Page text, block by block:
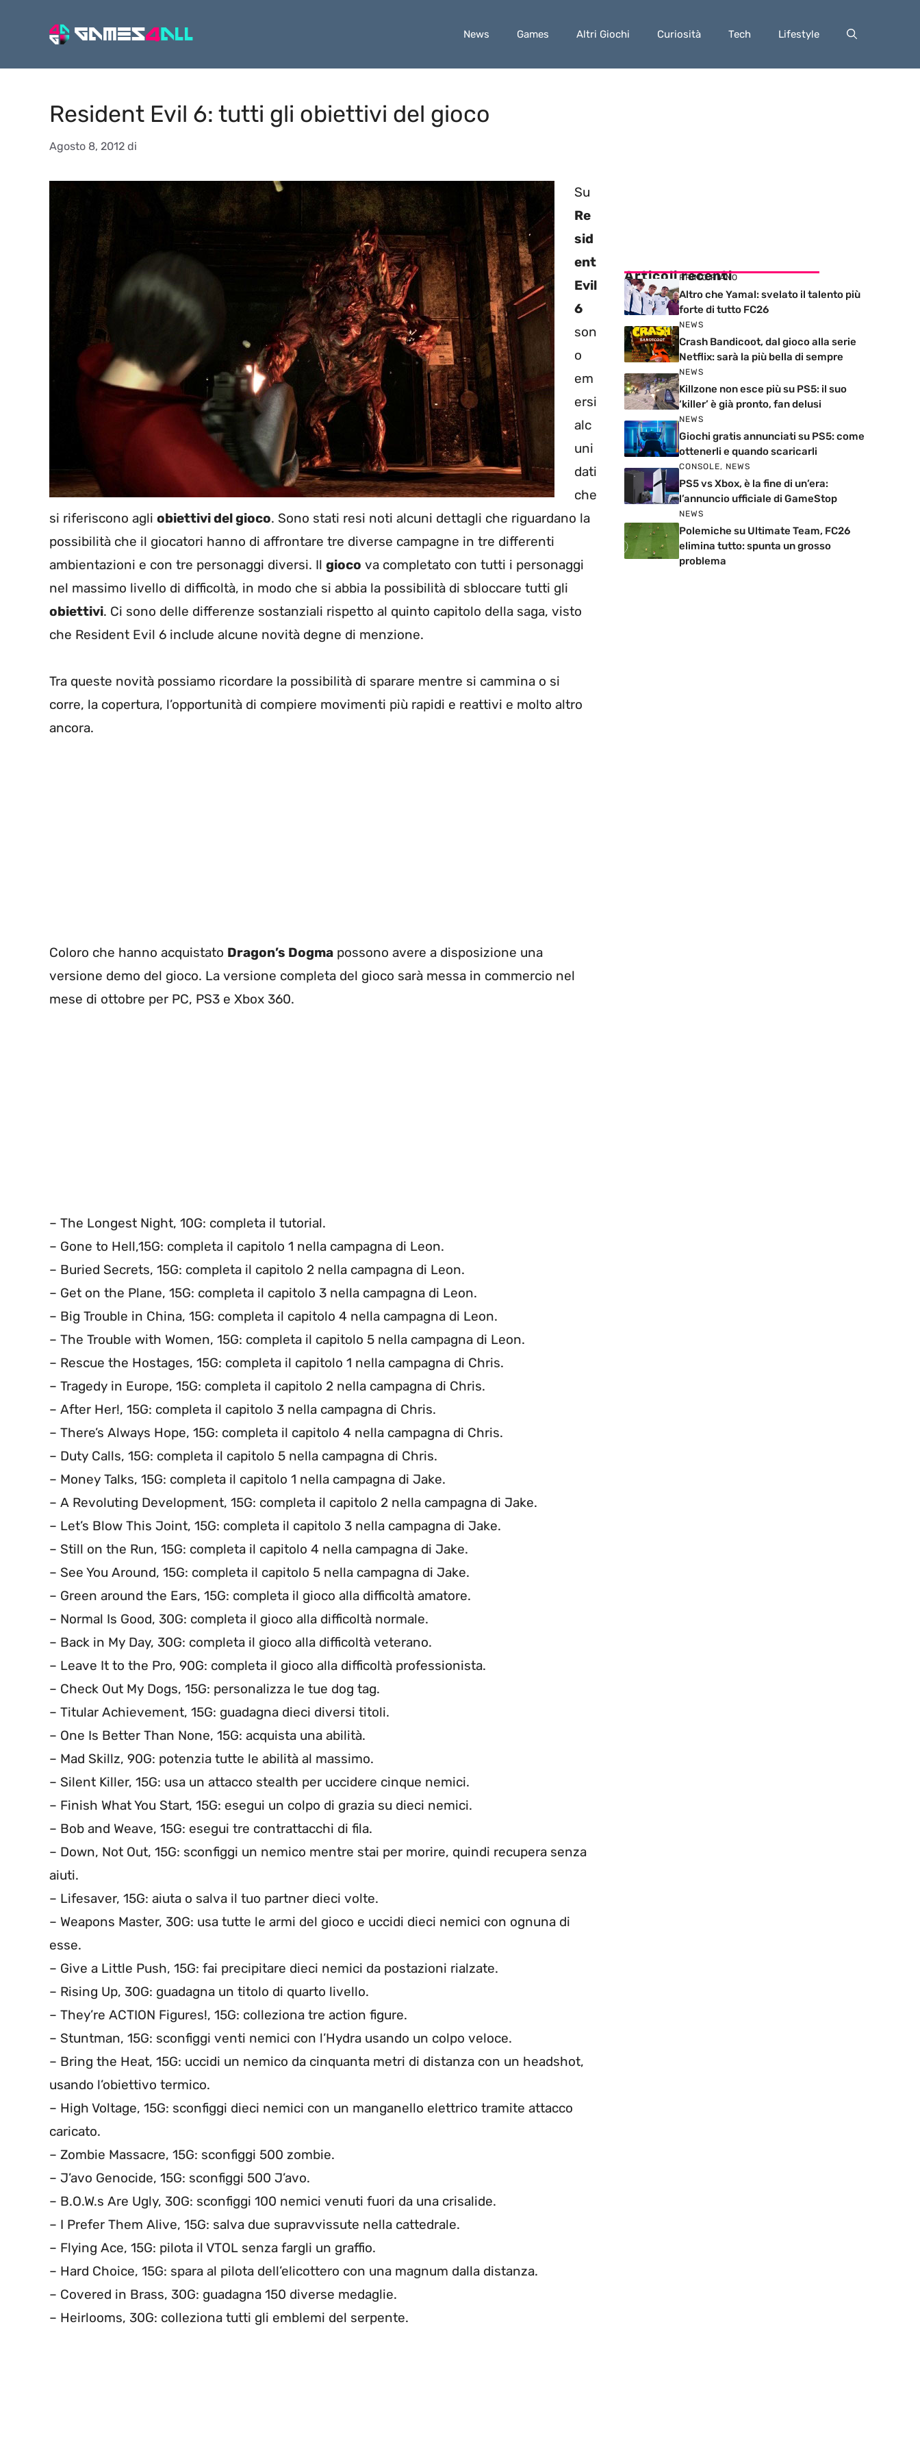
News Games Altri Giochi Curiosità Tech Lifestyle
Resident Evil 6: tutti gli obiettivi del gioco
Agosto 8, 2012 di
Su
Re
sid
ent
Evil
6
son
o
em
ersi
alc
uni
dati
che
si riferiscono agli obiettivi del gioco. Sono stati resi noti alcuni dettagli che riguardano la
possibilità che il giocatori hanno di affrontare tre diverse campagne in tre differenti
ambientazioni e con tre personaggi diversi. Il gioco va completato con tutti i personaggi
nel massimo livello di difficoltà, in modo che si abbia la possibilità di sbloccare tutti gli
obiettivi. Ci sono delle differenze sostanziali rispetto al quinto capitolo della saga, visto
che Resident Evil 6 include alcune novità degne di menzione.
Tra queste novità possiamo ricordare la possibilità di sparare mentre si cammina o si
corre, la copertura, l’opportunità di compiere movimenti più rapidi e reattivi e molto altro
ancora.
Coloro che hanno acquistato Dragon’s Dogma possono avere a disposizione una
versione demo del gioco. La versione completa del gioco sarà messa in commercio nel
mese di ottobre per PC, PS3 e Xbox 360.
– The Longest Night, 10G: completa il tutorial.
– Gone to Hell,15G: completa il capitolo 1 nella campagna di Leon.
– Buried Secrets, 15G: completa il capitolo 2 nella campagna di Leon.
– Get on the Plane, 15G: completa il capitolo 3 nella campagna di Leon.
– Big Trouble in China, 15G: completa il capitolo 4 nella campagna di Leon.
– The Trouble with Women, 15G: completa il capitolo 5 nella campagna di Leon.
– Rescue the Hostages, 15G: completa il capitolo 1 nella campagna di Chris.
– Tragedy in Europe, 15G: completa il capitolo 2 nella campagna di Chris.
– After Her!, 15G: completa il capitolo 3 nella campagna di Chris.
– There’s Always Hope, 15G: completa il capitolo 4 nella campagna di Chris.
– Duty Calls, 15G: completa il capitolo 5 nella campagna di Chris.
– Money Talks, 15G: completa il capitolo 1 nella campagna di Jake.
– A Revoluting Development, 15G: completa il capitolo 2 nella campagna di Jake.
– Let’s Blow This Joint, 15G: completa il capitolo 3 nella campagna di Jake.
– Still on the Run, 15G: completa il capitolo 4 nella campagna di Jake.
– See You Around, 15G: completa il capitolo 5 nella campagna di Jake.
– Green around the Ears, 15G: completa il gioco alla difficoltà amatore.
– Normal Is Good, 30G: completa il gioco alla difficoltà normale.
– Back in My Day, 30G: completa il gioco alla difficoltà veterano.
– Leave It to the Pro, 90G: completa il gioco alla difficoltà professionista.
– Check Out My Dogs, 15G: personalizza le tue dog tag.
– Titular Achievement, 15G: guadagna dieci diversi titoli.
– One Is Better Than None, 15G: acquista una abilità.
– Mad Skillz, 90G: potenzia tutte le abilità al massimo.
– Silent Killer, 15G: usa un attacco stealth per uccidere cinque nemici.
– Finish What You Start, 15G: esegui un colpo di grazia su dieci nemici.
– Bob and Weave, 15G: esegui tre contrattacchi di fila.
– Down, Not Out, 15G: sconfiggi un nemico mentre stai per morire, quindi recupera senza
aiuti.
– Lifesaver, 15G: aiuta o salva il tuo partner dieci volte.
– Weapons Master, 30G: usa tutte le armi del gioco e uccidi dieci nemici con ognuna di
esse.
– Give a Little Push, 15G: fai precipitare dieci nemici da postazioni rialzate.
– Rising Up, 30G: guadagna un titolo di quarto livello.
– They’re ACTION Figures!, 15G: colleziona tre action figure.
– Stuntman, 15G: sconfiggi venti nemici con l’Hydra usando un colpo veloce.
– Bring the Heat, 15G: uccidi un nemico da cinquanta metri di distanza con un headshot,
usando l’obiettivo termico.
– High Voltage, 15G: sconfiggi dieci nemici con un manganello elettrico tramite attacco
caricato.
– Zombie Massacre, 15G: sconfiggi 500 zombie.
– J’avo Genocide, 15G: sconfiggi 500 J’avo.
– B.O.W.s Are Ugly, 30G: sconfiggi 100 nemici venuti fuori da una crisalide.
– I Prefer Them Alive, 15G: salva due supravvissute nella cattedrale.
– Flying Ace, 15G: pilota il VTOL senza fargli un graffio.
– Hard Choice, 15G: spara al pilota dell’elicottero con una magnum dalla distanza.
– Covered in Brass, 30G: guadagna 150 diverse medaglie.
– Heirlooms, 30G: colleziona tutti gli emblemi del serpente.
Articoli recenti
PRIMO PIANO
Altro che Yamal: svelato il talento più
forte di tutto FC26
NEWS
Crash Bandicoot, dal gioco alla serie
Netflix: sarà la più bella di sempre
NEWS
Killzone non esce più su PS5: il suo
‘killer’ è già pronto, fan delusi
NEWS
Giochi gratis annunciati su PS5: come
ottenerli e quando scaricarli
CONSOLE, NEWS
PS5 vs Xbox, è la fine di un’era:
l’annuncio ufficiale di GameStop
NEWS
Polemiche su Ultimate Team, FC26
elimina tutto: spunta un grosso
problema